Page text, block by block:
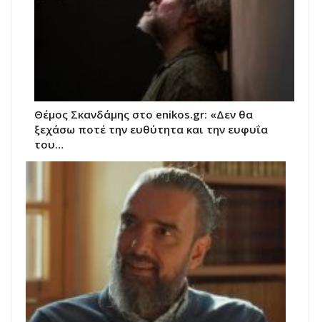
Θέμος Σκανδάμης στο enikos.gr: «Δεν θα
ξεχάσω ποτέ την ευθύτητα και την ευφυΐα
του…